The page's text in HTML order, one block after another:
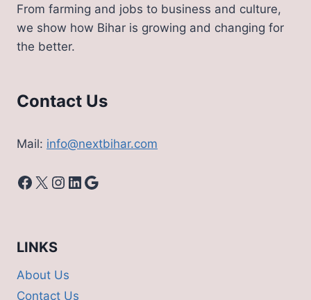
From farming and jobs to business and culture,
we show how Bihar is growing and changing for
the better.
Contact Us
Mail: info@nextbihar.com
Facebook
X Instagram
LinkedIn
Google
LINKS
About Us
Contact Us